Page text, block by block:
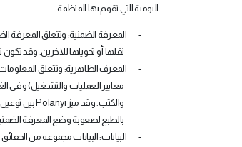
اليومية التي تقوم بها المنظمة..
- المعرفة الضمنية: وتتعلق المعرفة
نقلها أو تحويلها للآخرين. وقد تكون
-
المعرف الظاهرية: وتتعلق
معايير العمليات والتشغيل) وفى
والكتب. وقد ميز Polanyi بين
بالطبع لصعوبة وضع المعرفة
-
البيانات: البيانات مجموعة من